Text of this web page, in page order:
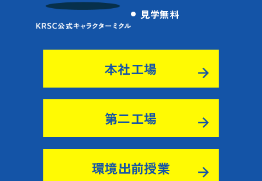
見学無料
本社工場
第二工場
環境出前授業